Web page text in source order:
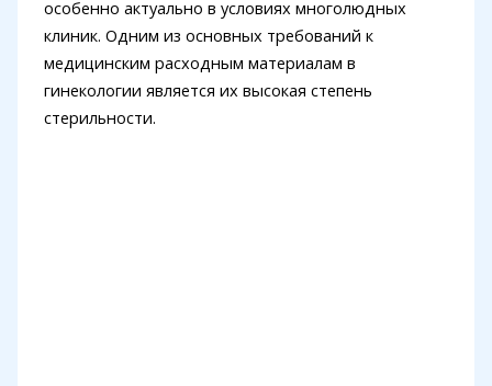
особенно актуально в условиях многолюдных
клиник. Одним из основных требований к
медицинским расходным материалам в
гинекологии является их высокая степень
стерильности.